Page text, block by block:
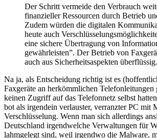
Der Schritt vermeide den Verbrauch
finanzieller Ressourcen durch Betrieb
Zudem würden die digitalen
heute auch
eine sichere Übertragung von
gewährleisten”. Der Betrieb von
auch aus Sicherheitsaspekten überflüssig.
Na ja, als Entscheidung richtig ist es
Faxgeräte an herkömmlichen Telefonleitungen
keinen Zugriff auf das Telefonnetz selbst
bot als irgendein verlauster, verranzter PC mit
Verschlüsselung. Wenn man sich allerdings
Deutschland irgendwelche Verwaltungen für
lahmgelegt sind, weil irgendwo die Malware,